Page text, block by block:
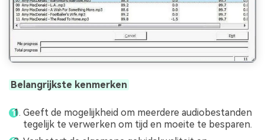
Belangrijkste kenmerken
Geeft de mogelijkheid om meerdere audiobestanden
tegelijk te verwerken om tijd en moeite te besparen.